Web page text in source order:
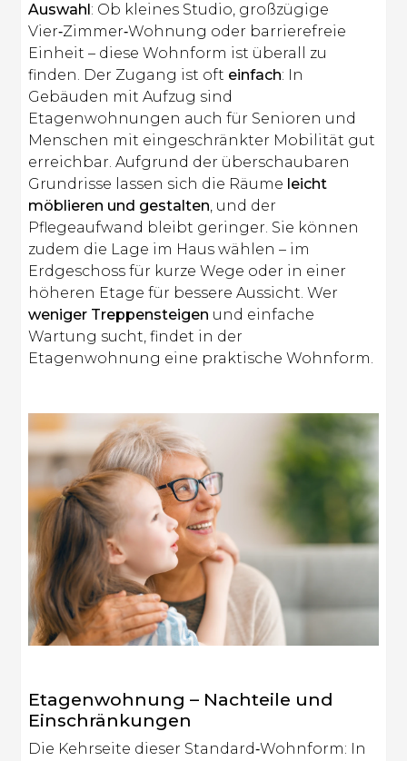
Auswahl: Ob kleines Studio, großzügige
Vier‑Zimmer‑Wohnung oder barrierefreie
Einheit – diese Wohnform ist überall zu
finden. Der Zugang ist oft einfach: In
Gebäuden mit Aufzug sind
Etagenwohnungen auch für Senioren und
Menschen mit eingeschränkter Mobilität gut
erreichbar. Aufgrund der überschaubaren
Grundrisse lassen sich die Räume leicht
möblieren und gestalten , und der
Pflegeaufwand bleibt geringer. Sie können
zudem die Lage im Haus wählen – im
Erdgeschoss für kurze Wege oder in einer
höheren Etage für bessere Aussicht. Wer
weniger Treppensteigen und einfache
Wartung sucht, findet in der
Etagenwohnung eine praktische Wohnform.
Etagenwohnung – Nachteile und
Einschränkungen
Die Kehrseite dieser Standard‑Wohnform: In